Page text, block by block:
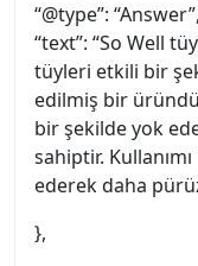
“@type”: “Answer”,
“text”: “So Well
tüyleri etkili bir
edilmiş bir
bir şekilde yok
sahiptir.
ederek daha
},